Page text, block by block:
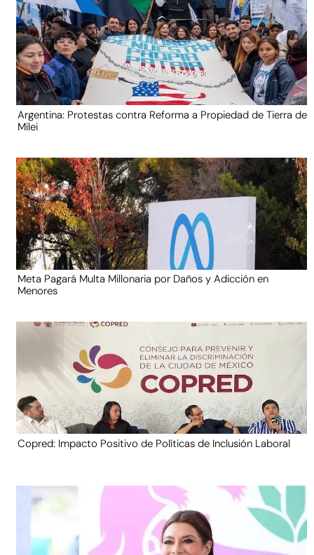
Argentina: Protestas contra Reforma a Propiedad de Tierra de
Milei
Meta Pagará Multa Millonaria por Daños y Adicción en
Menores
Copred: Impacto Positivo de Políticas de Inclusión Laboral